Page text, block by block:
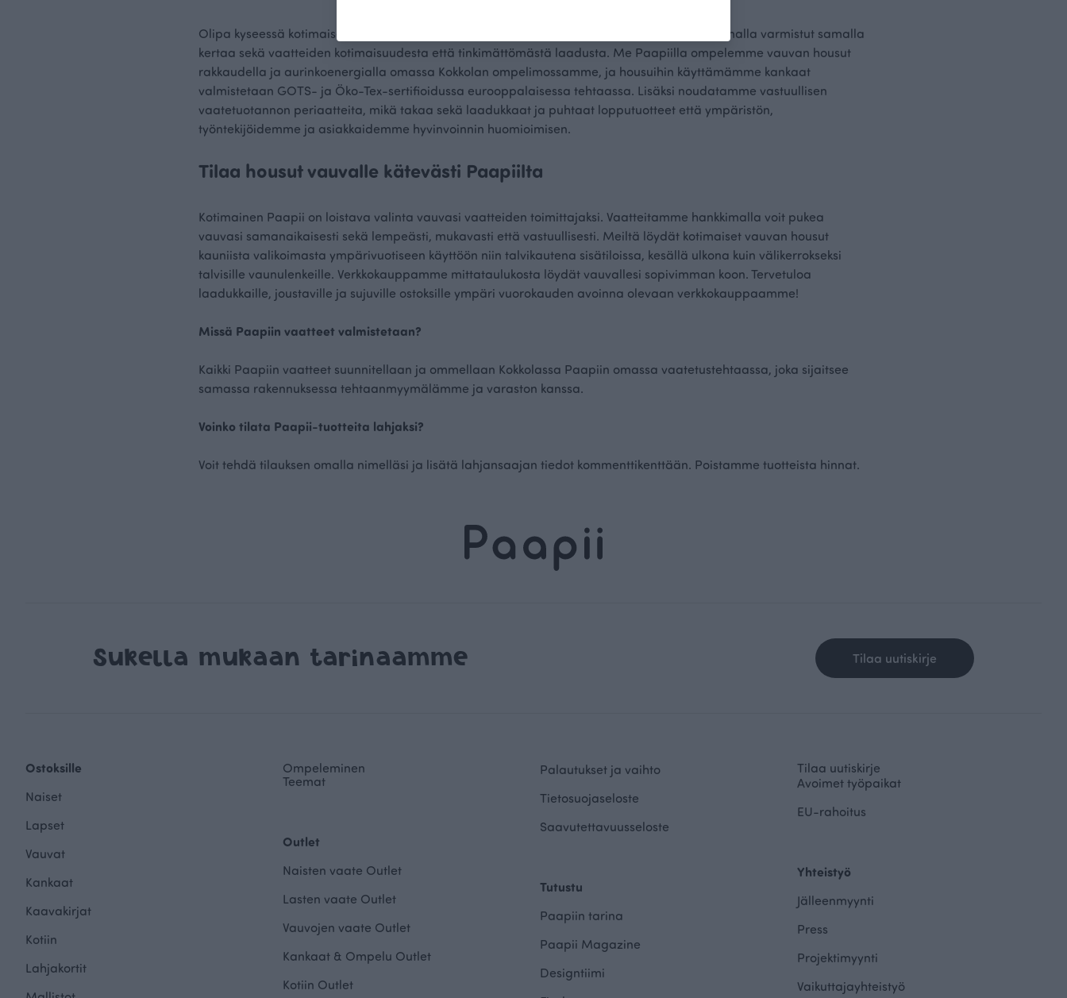
Olipa kyseessä kotimaiset vauvan housut tai legginsit, Paapiin valmistamat vaatteet valitsemalla varmistut samalla
kertaa sekä vaatteiden kotimaisuudesta että tinkimättömästä laadusta. Me Paapiilla ompelemme vauvan housut
rakkaudella ja aurinkoenergialla omassa Kokkolan ompelimossamme, ja housuihin käyttämämme kankaat
valmistetaan GOTS- ja Öko-Tex-sertifioidussa eurooppalaisessa tehtaassa. Lisäksi noudatamme vastuullisen
vaatetuotannon periaatteita, mikä takaa sekä laadukkaat ja puhtaat lopputuotteet että ympäristön,
työntekijöidemme ja asiakkaidemme hyvinvoinnin huomioimisen.
Tilaa housut vauvalle kätevästi Paapiilta
Kotimainen Paapii on loistava valinta vauvasi vaatteiden toimittajaksi. Vaatteitamme hankkimalla voit pukea
vauvasi samanaikaisesti sekä lempeästi, mukavasti että vastuullisesti. Meiltä löydät kotimaiset vauvan housut
kauniista valikoimasta ympärivuotiseen käyttöön niin talvikautena sisätiloissa, kesällä ulkona kuin välikerrokseksi
talvisille vaunulenkeille. Verkkokauppamme mittataulukosta löydät vauvallesi sopivimman koon. Tervetuloa
laadukkaille, joustaville ja sujuville ostoksille ympäri vuorokauden avoinna olevaan verkkokauppaamme!
Missä Paapiin vaatteet valmistetaan?
Kaikki Paapiin vaatteet suunnitellaan ja ommellaan Kokkolassa Paapiin omassa vaatetustehtaassa, joka sijaitsee
samassa rakennuksessa tehtaanmyymälämme ja varaston kanssa.
Voinko tilata Paapii-tuotteita lahjaksi?
Voit tehdä tilauksen omalla nimelläsi ja lisätä lahjansaajan tiedot kommenttikenttään. Poistamme tuotteista hinnat.
Sukella mukaan tarinaamme Tilaa uutiskirje
Ostoksille
Naiset
Lapset
Vauvat
Kankaat
Kaavakirjat
Kotiin
Lahjakortit
Ompeleminen
Teemat
Outlet
Naisten vaate Outlet
Lasten vaate Outlet
Vauvojen vaate Outlet
Kankaat & Ompelu Outlet
Kotiin Outlet
Palautukset ja vaihto
Tietosuojaseloste
Saavutettavuusseloste
Tutustu
Paapiin tarina
Paapii Magazine
Designtiimi
Tilaa uutiskirje
Avoimet työpaikat
EU-rahoitus
Yhteistyö
Jälleenmyynti
Press
Projektimyynti
Vaikuttajayhteistyö